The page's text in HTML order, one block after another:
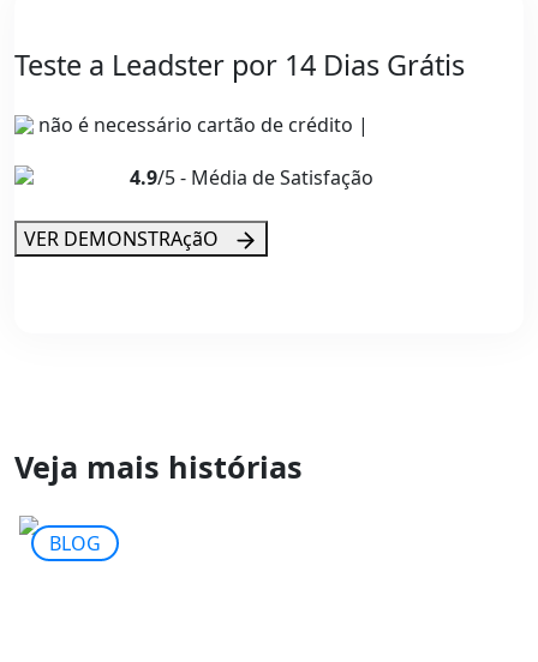
Teste a Leadster por 14 Dias Grátis
não é necessário cartão de crédito |
4.9/5 - Média de Satisfação
VER DEMONSTRAçãO
BLOG
Veja mais histórias